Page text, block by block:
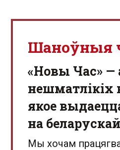
Шаноўныя
«Новы Час» —
якое
на
Мы хочам